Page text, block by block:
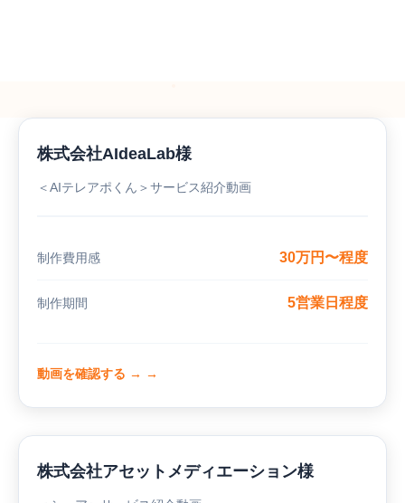
株式会社AIdeaLab様
＜AIテレアポくん＞サービス紹介動画
制作費用感 30万円〜程度
制作期間 5営業日程度
動画を確認する →
株式会社アセットメディエーション様